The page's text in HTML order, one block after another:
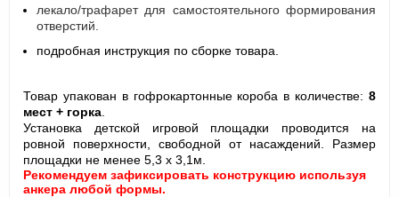
лекало/трафарет для самостоятельного формирования
отверстий.
подробная инструкция по сборке товара.
Товар упакован в гофрокартонные короба в количестве: 8
мест + горка
Установка детской игровой площадки проводится на
ровной поверхности, свободной от насаждений. Размер
площадки не менее 5,3 х 3,1м.
Рекомендуем зафиксировать конструкцию используя
анкера любой формы.